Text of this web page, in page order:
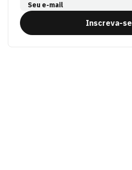
Seu e-mail
Inscreva-se